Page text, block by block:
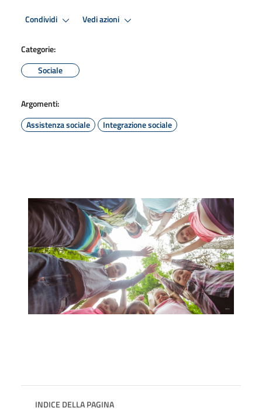
Condividi Vedi azioni
Categorie:
Sociale
Argomenti:
Assistenza sociale
Integrazione sociale
INDICE DELLA PAGINA